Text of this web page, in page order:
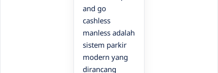
and go
cashless
manless adalah
sistem parkir
modern yang
dirancang